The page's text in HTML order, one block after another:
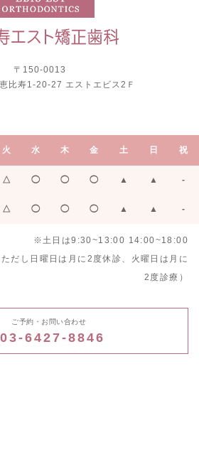
〒150-0013
比寿1-20-27 エストエビス2Ｆ
火 水 木 金 土 日 祝
△ ◯ ◯ ◯ ▲ ▲ -
△ ◯ ◯ ◯ ▲ ▲ -
※土日は9:30~13:00 14:00~18:00
だし日曜日は月に2度休診、火曜日は月に
2度診療）
ご予約・お問い合わせ
03-6427-8846